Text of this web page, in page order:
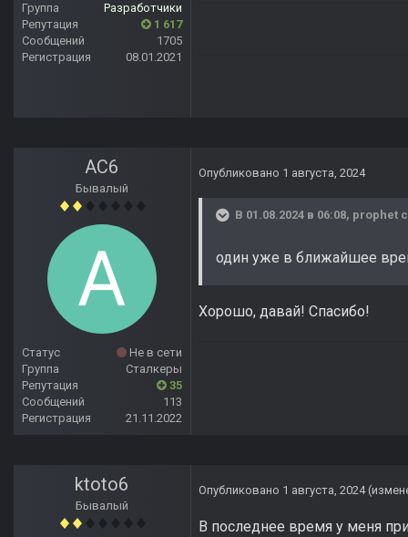
Группа
Разработчики
Репутация
1 617
Сообщений
1705
Регистрация
08.01.2021
AC6
Бывалый
Статус
Не в сети
Группа
Сталкеры
Репутация
35
Сообщений
113
Регистрация
21.11.2022
Опубликовано 1 августа, 2024
В 01.08.2024 в 06:08, prophet
один уже в ближайшее
Хорошо, давай! Спасибо!
ktoto6
Бывалый
Опубликовано 1 августа, 2024
В последнее время у меня